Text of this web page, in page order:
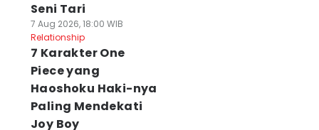
Seni Tari
7 Aug 2026, 18:00 WIB
Relationship
7 Karakter One
Piece yang
Haoshoku Haki-nya
Paling Mendekati
Joy Boy